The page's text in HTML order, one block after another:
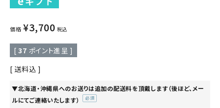
価格 ¥3,700 税込
[ 37 ポイント進呈 ]
送料込
▼北海道・沖縄県へのお送りは追加の配送料を頂戴します（後ほど、メー
ルにてご連絡いたします）